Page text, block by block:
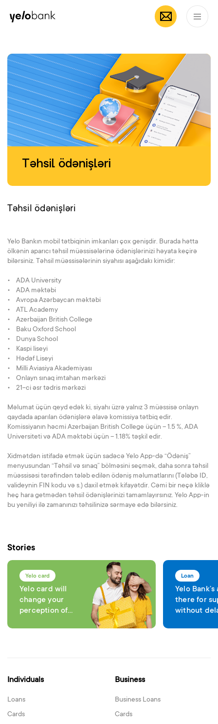
Individuals
Təhsil ödənişləri
Təhsil ödənişləri
Yelo Bankın mobil tətbiqinin imkanları çox genişdir. Burada hətta
ölkənin aparıcı təhsil müəssisələrinə ödənişlərinizi həyata keçirə
bilərsiniz. Təhsil müəssisələrinin siyahısı aşağıdakı kimidir:
• ADA University
• ADA məktəbi
• Avropa Azərbaycan məktəbi
• ATL Academy
• Azerbaijan British College
• Baku Oxford School
• Dunya School
• Kaspi liseyi
• Hədəf Liseyi
• Milli Aviasiya Akademiyası
• Onlayn sınaq imtahan mərkəzi
• 21-ci əsr tədris mərkəzi
Məlumat üçün qeyd edək ki, siyahı üzrə yalnız 3 müəssisə onlayn
qaydada aparılan ödənişlərə əlavə komissiya tətbiq edir.
Komissiyanın həcmi Azerbaijan British College üçün – 1.5 %, ADA
Universiteti və ADA məktəbi üçün – 1.18% təşkil edir.
Xidmətdən istifadə etmək üçün sadəcə Yelo App-də “Ödəniş”
menyusundan “Təhsil və sınaq” bölməsini seçmək, daha sonra təhsil
müəssisəsi tərəfindən tələb edilən ödəniş məlumatlarını (Tələbə ID,
valideynin FIN kodu və s.) daxil etmək kifayətdir. Cəmi bir neçə kliklə
heç hara getmədən təhsil ödənişlərinizi tamamlayırsınız. Yelo App-in
bu yeniliyi ilə zamanınızı təhsilinizə sərmaye edə bilərsiniz.
Stories
Yelo card
Yelo card will
change your
perception of
Loan
Yelo Bank’s
there for
without
Individuals
Loans
Cards
Business
Business Loans
Cards